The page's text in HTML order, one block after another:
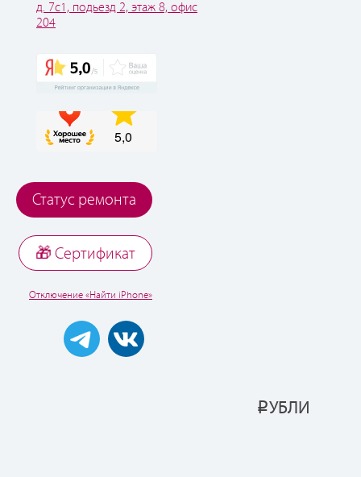
д. 7с1, подьезд 2, этаж 8, офис
204
Статус ремонта
🎁 Cертификат
Отключение «Найти iPhone»
РУБЛИ